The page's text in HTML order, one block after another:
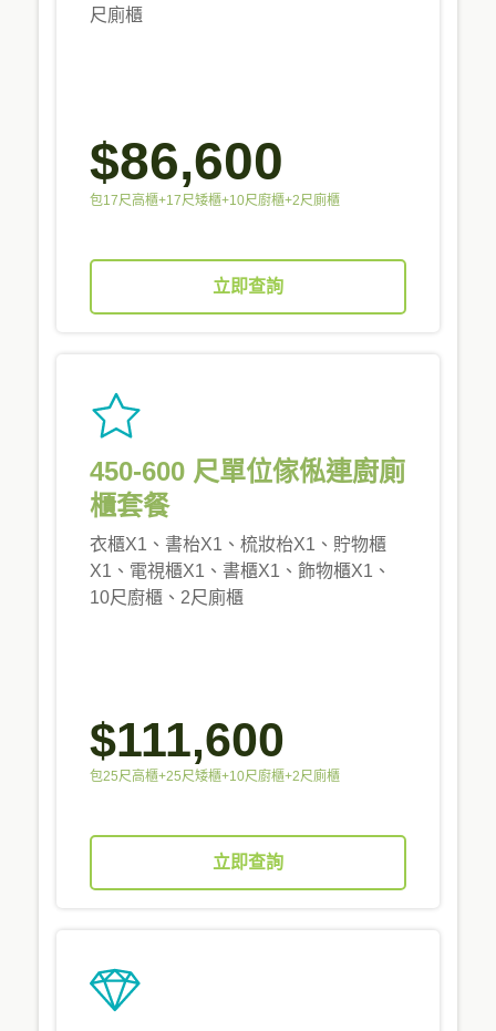
尺廁櫃
$86,600
包17尺高櫃+17尺矮櫃+10尺廚櫃+2尺廁櫃
立即查詢
450-600 尺單位傢俬連廚廁
櫃套餐
衣櫃X1、書枱X1、梳妝枱X1、貯物櫃
X1、電視櫃X1、書櫃X1、飾物櫃X1、
10尺廚櫃、2尺廁櫃
$111,600
包25尺高櫃+25尺矮櫃+10尺廚櫃+2尺廁櫃
立即查詢